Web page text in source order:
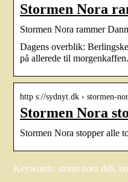
Stormen Nora
Stormen Nora rammer
Dagens overblik:
på allerede til morgenkaffen.
http s://sydnyt.dk › stormen-
Stormen Nora
Stormen Nora stopper alle
Keywords: storm nora dsb,